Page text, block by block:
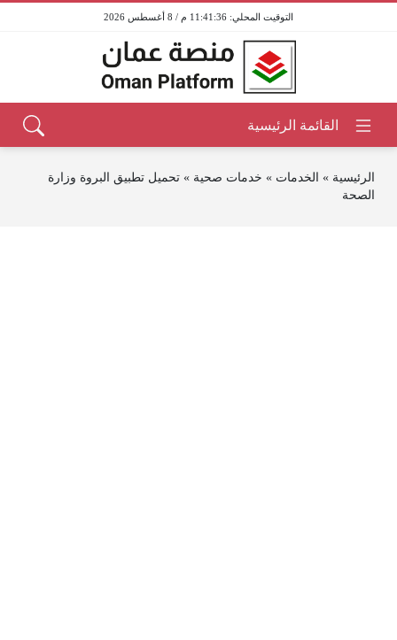
11:41:36 م / 8 أغسطس 2026
الرئيسية » الخدمات » خدمات صحية » تحميل تطبيق البروة وزارة
الصحة